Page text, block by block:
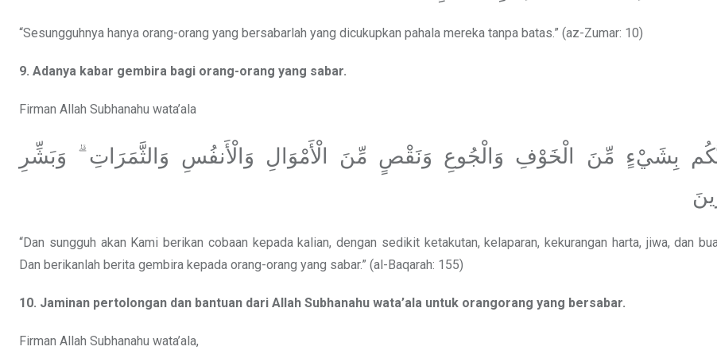
“Sesungguhnya hanya orang-orang yang bersabarlah yang dicukupkan pahala mereka tanpa batas.” (az-Zumar: 10)
9. Adanya kabar gembira bagi orang-orang yang sabar.
Firman Allah Subhanahu wata’ala
بِشَيْءٍ مِّنَ الْخَوْفِ وَالْجُوعِ وَنَقْصٍ مِّنَ الْأَمْوَالِ وَالْأَنفُسِ وَالثَّمَرَاتِ ۗ وَبَشِّرِ
“Dan sungguh akan Kami berikan cobaan kepada kalian, dengan sedikit ketakutan, kelaparan, kekurangan harta, jiwa, dan
Dan berikanlah berita gembira kepada orang-orang yang sabar.” (al-Baqarah: 155)
10. Jaminan pertolongan dan bantuan dari Allah Subhanahu wata’ala untuk orangorang yang bersabar.
Firman Allah Subhanahu wata’ala,